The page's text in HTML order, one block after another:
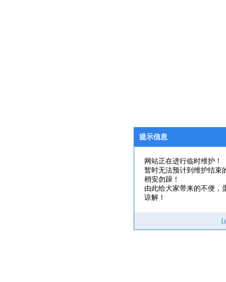
提示信息
网站正在进行临时维护！
暂时无法预计到维护结束
稍安勿躁！
由此给大家带来的不便，
谅解！
[